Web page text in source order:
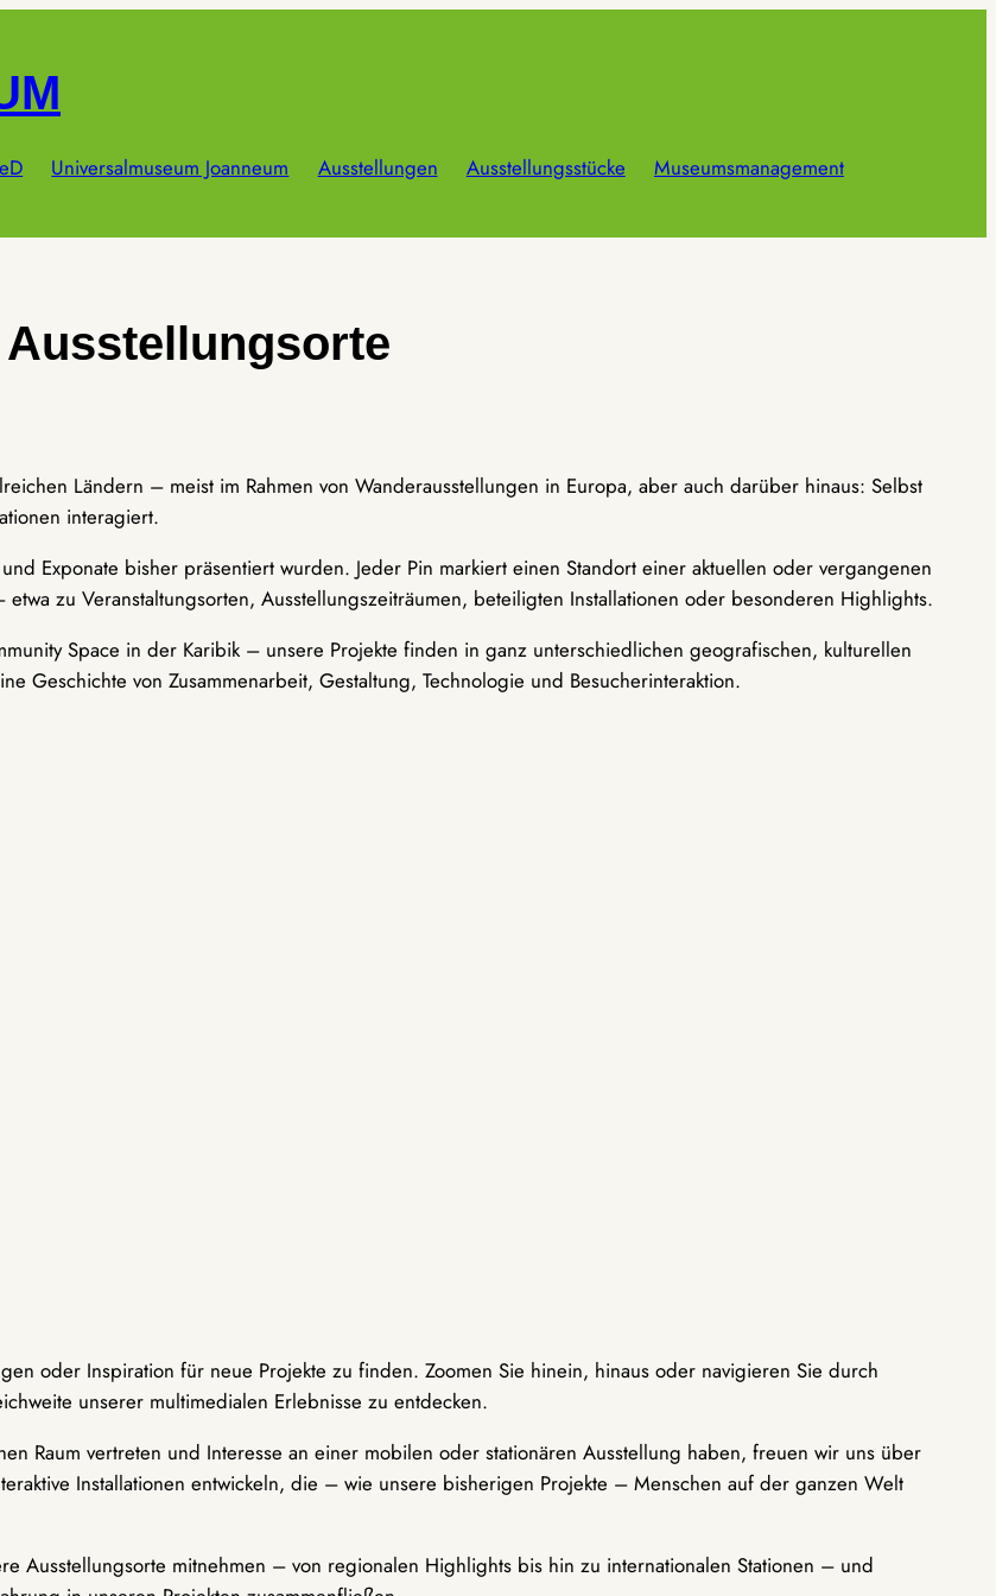
Universalmuseum Joanneum Ausstellungen Ausstellungsstücke
Museumsmanagement
Ausstellungsorte
Ländern – meist im Rahmen von Wanderausstellungen in Europa, aber auch darüber hinaus: Selbst
interagiert.
Exponate bisher präsentiert wurden. Jeder Pin markiert einen Standort einer aktuellen oder vergangenen
zu Veranstaltungsorten, Ausstellungszeiträumen, beteiligten Installationen oder besonderen Highlights.
Space in der Karibik – unsere Projekte finden in ganz unterschiedlichen geografischen, kulturellen
Geschichte von Zusammenarbeit, Gestaltung, Technologie und Besucherinteraktion.
oder Inspiration für neue Projekte zu finden. Zoomen Sie hinein, hinaus oder navigieren Sie durch
unserer multimedialen Erlebnisse zu entdecken.
Raum vertreten und Interesse an einer mobilen oder stationären Ausstellung haben, freuen wir uns über
Installationen entwickeln, die – wie unsere bisherigen Projekte – Menschen auf der ganzen Welt
Ausstellungsorte mitnehmen – von regionalen Highlights bis hin zu internationalen Stationen – und